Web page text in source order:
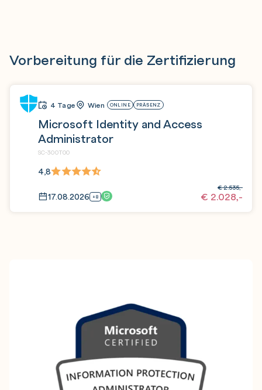
Vorbereitung für die Zertifizierung
4 Tage Wien ONLINE PRÄSENZ
Microsoft Identity and Access
Administrator
SC-300T00
4,8
17.08.2026 +8 € 2.028,-
€2.535,-